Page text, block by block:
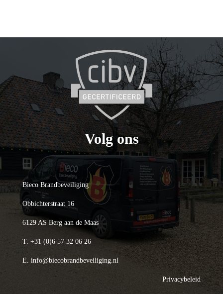
Volg ons
Bieco Brandbeveiliging
Obbichterstraat 16
6129 AS Berg aan de Maas
T. +31 (0)6 57 32 06 26
E. info@biecobrandbeveiliging.nl
Privacybeleid